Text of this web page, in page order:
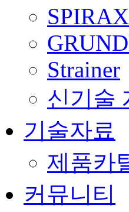
Strainer
신기술
기술자료
제품카
커뮤니티